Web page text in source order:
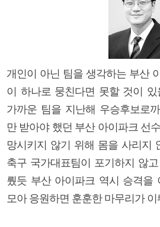
개인이 아닌 팀을 생각하는 부산
이 하나로 뭉친다면 못할 것이 있
가까운 팀을 지난해 우승후보로
만 받아야 했던 부산 아이파크 선
망시키지 않기 위해 몸을 사리지
축구 국가대표팀이 포기하지 않
뤘듯 부산 아이파크 역시 승격을
모아 응원하면 훈훈한 마무리가